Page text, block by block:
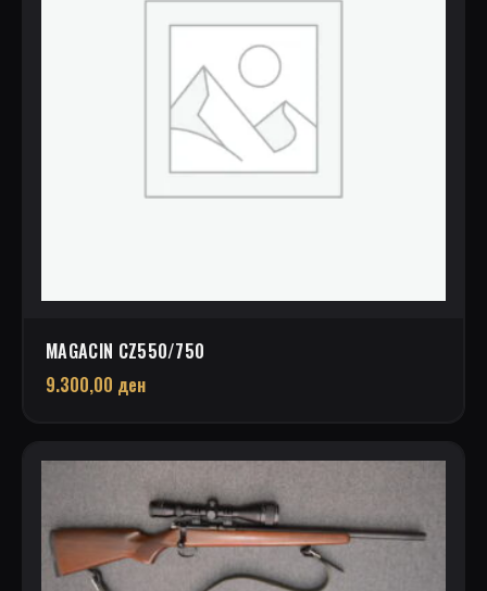
MAGACIN CZ550/750
9.300,00 ден